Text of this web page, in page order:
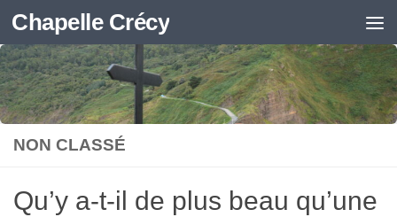
Skip to content
Chapelle Crécy
NON CLASSÉ
Qu’y a-t-il de plus beau qu’une